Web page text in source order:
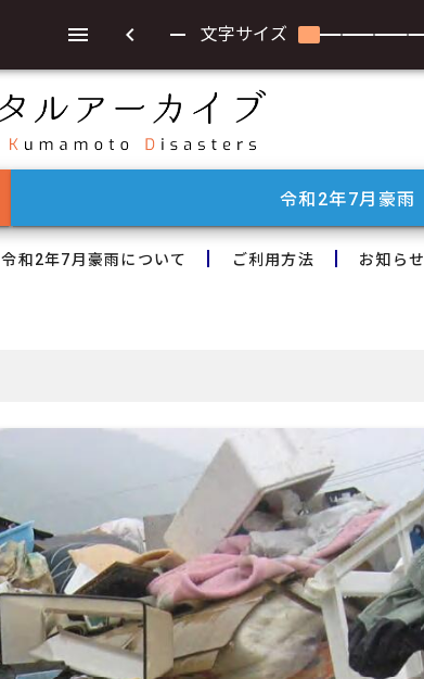
chevron_left remove 文字サイズ
令和2年7月豪雨
令和2年7月豪雨について ご利用方法 お知らせ